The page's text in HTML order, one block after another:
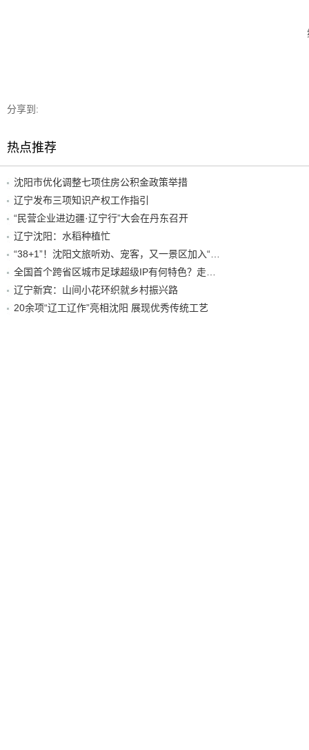
分享到:
热点推荐
沈阳市优化调整七项住房公积金政策举措
辽宁发布三项知识产权工作指引
“民营企业进边疆·辽宁行”大会在丹东召开
辽宁沈阳：水稻种植忙
辽宁新宾：山间小花环织就乡村振兴路
20余项“辽工辽作”亮相沈阳 展现优秀传统工艺